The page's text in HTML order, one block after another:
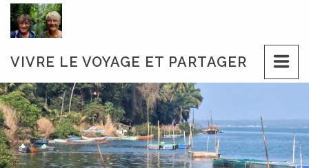
Skip
content
VIVRE LE VOYAGE ET PARTAGER